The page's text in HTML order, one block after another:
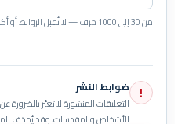
من 30 إلى 1000 حرف — لا تُقبل الروابط أو أكواد HTML.
! ضوابط النشر
التعليقات المنشورة لا تعبّر بالضرورة
للأشخاص والمقدسات، وقد يُحذف